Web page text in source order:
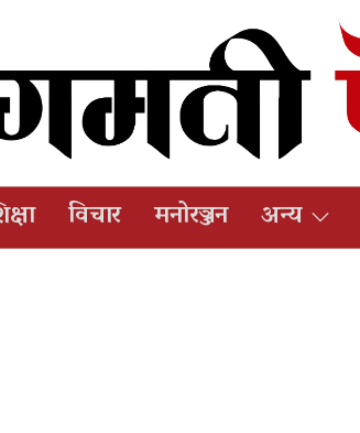
विचार मनोरञ्जन अन्य